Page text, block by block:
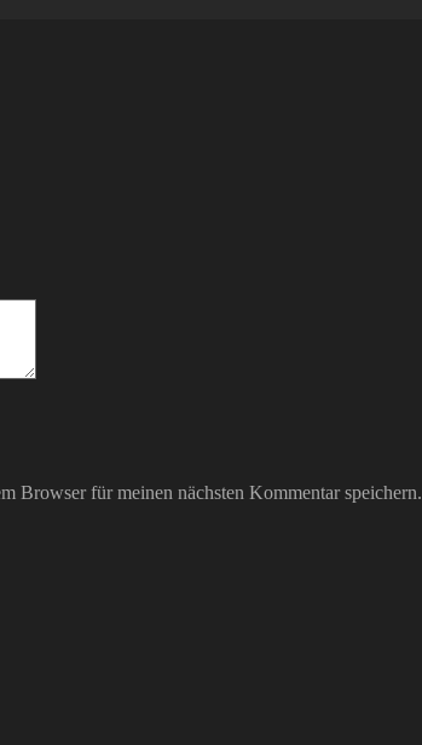
Browser für meinen nächsten Kommentar speichern.